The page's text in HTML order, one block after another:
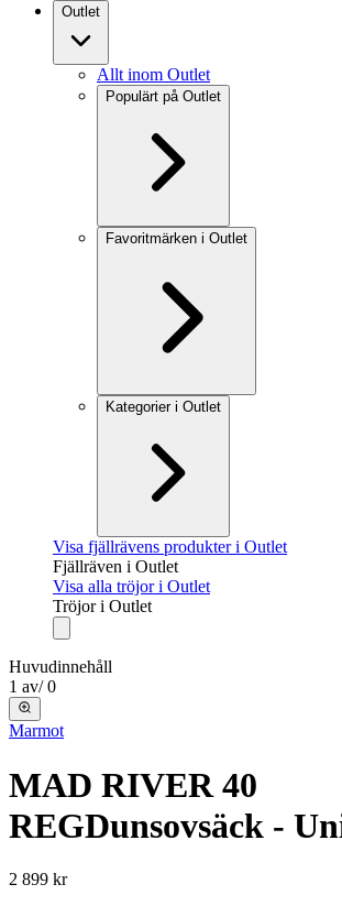
Outlet
Allt inom Outlet
Populärt på Outlet
Favoritmärken i Outlet
Kategorier i Outlet
Visa fjällrävens produkter i Outlet
Fjällräven i Outlet
Visa alla tröjor i Outlet
Tröjor i Outlet
Huvudinnehåll
1 av/ 0
Marmot
MAD RIVER 40
REGDunsovsäck -
2 899 kr